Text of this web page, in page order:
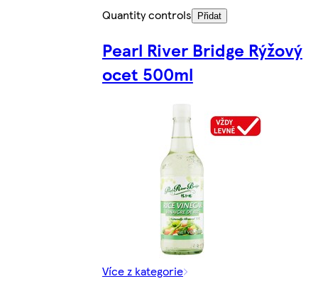
Quantity controls
Přidat
Pearl River Bridge Rýžový
ocet 500ml
Více z kategorie